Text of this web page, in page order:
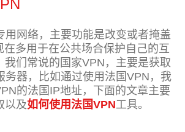
用网络，主要功能是改变或者掩盖
在多用于在公共场合保护自己的互
我们常说的国家VPN，主要是获取
务器，比如通过使用法国VPN，我
的法国IP地址，下面的文章主要
以及如何使用法国VPN工具。